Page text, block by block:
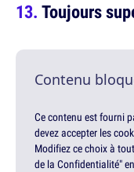
Toujours
Contenu
Ce contenu est fourni
devez accepter les
Modifiez ce choix à
de la Confidentialité"